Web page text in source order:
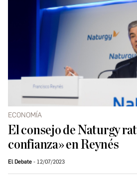
ECONOMÍA
El consejo de Naturgy
confianza» en Reynés
El Debate 12/07/2023